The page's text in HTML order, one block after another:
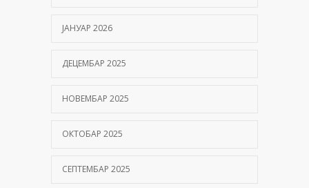
ЈАНУАР 2026
ДЕЦЕМБАР 2025
НОВЕМБАР 2025
ОКТОБАР 2025
СЕПТЕМБАР 2025